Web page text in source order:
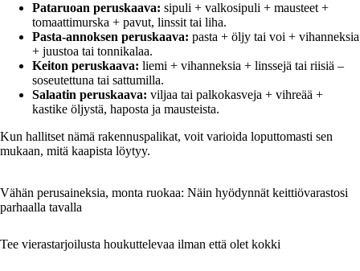
Pataruoan peruskaava: sipuli + valkosipuli + mausteet +
tomaattimurska + pavut, linssit tai liha.
Pasta-annoksen peruskaava: pasta + öljy tai voi + vihanneksia
+ juustoa tai tonnikalaa.
Keiton peruskaava: liemi + vihanneksia + linssejä tai riisiä –
soseutettuna tai sattumilla.
Salaatin peruskaava: viljaa tai palkokasveja + vihreää +
kastike öljystä, haposta ja mausteista.
Kun hallitset nämä rakennuspalikat, voit varioida loputtomasti sen
mukaan, mitä kaapista löytyy.
Vähän perusaineksia, monta ruokaa: Näin hyödynnät keittiövarastosi
parhaalla tavalla
Tee vierastarjoilusta houkuttelevaa ilman että olet kokki